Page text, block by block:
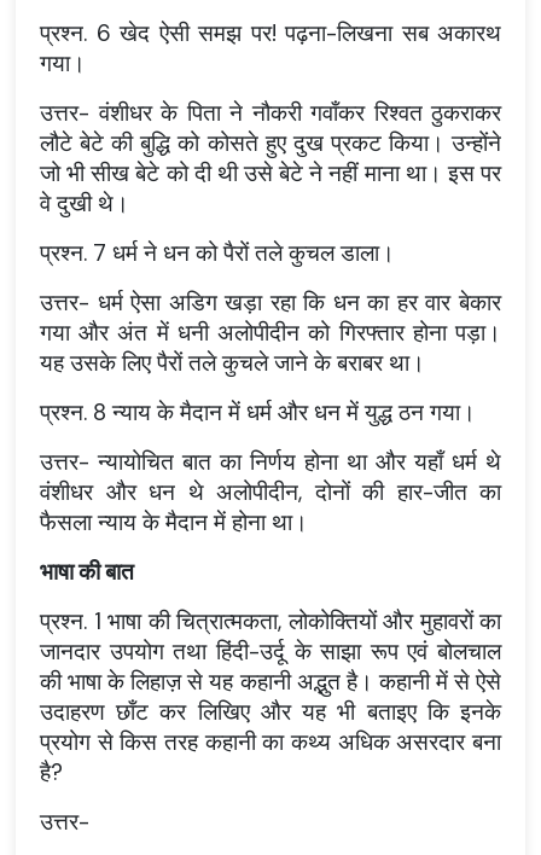
प्रश्न. 6 खेद ऐसी समझ पर! पढ़ना-लिखना सब अकारथ
गया।
उत्तर- वंशीधर के पिता ने नौकरी गवाँकर रिश्वत ठुकराकर
लौटे बेटे की बुद्धि को कोसते हुए दुख प्रकट किया। उन्होंने
जो भी सीख बेटे को दी थी उसे बेटे ने नहीं माना था। इस पर
वे दुखी थे।
प्रश्न. 7 धर्म ने धन को पैरों तले कुचल डाला।
उत्तर- धर्म ऐसा अडिग खड़ा रहा कि धन का हर वार बेकार
गया और अंत में धनी अलोपीदीन को गिरफ्तार होना पड़ा।
यह उसके लिए पैरों तले कुचले जाने के बराबर था।
प्रश्न. 8 न्याय के मैदान में धर्म और धन में युद्ध ठन गया।
उत्तर- न्यायोचित बात का निर्णय होना था और यहाँ धर्म थे
वंशीधर और धन थे अलोपीदीन, दोनों की हार-जीत का
फैसला न्याय के मैदान में होना था।
भाषा की बात
प्रश्न. 1 भाषा की चित्रात्मकता, लोकोक्तियों और मुहावरों का
जानदार उपयोग तथा हिंदी-उर्दू के साझा रूप एवं बोलचाल
की भाषा के लिहाज़ से यह कहानी अद्भुत है। कहानी में से ऐसे
उदाहरण छाँट कर लिखिए और यह भी बताइए कि इनके
प्रयोग से किस तरह कहानी का कथ्य अधिक असरदार बना
है?
उत्तर-